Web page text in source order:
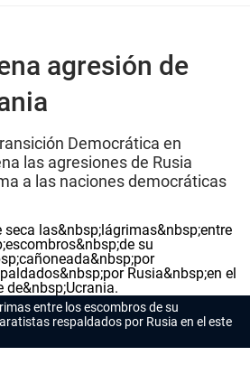
agresión de
Democrática en
las agresiones de Rusia
a las naciones democráticas
entre los escombros de su
respaldados por Rusia en el este